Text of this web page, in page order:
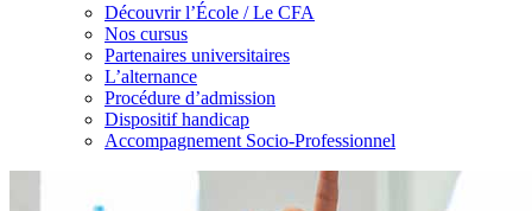
Découvrir l’École / Le CFA
Nos cursus
Partenaires universitaires
L’alternance
Procédure d’admission
Dispositif handicap
Accompagnement Socio-Professionnel